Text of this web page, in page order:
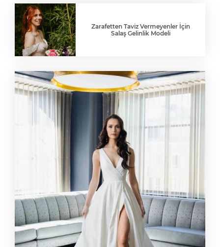
Zarafetten Taviz Vermeyenler İçin
Salaş Gelinlik Modeli